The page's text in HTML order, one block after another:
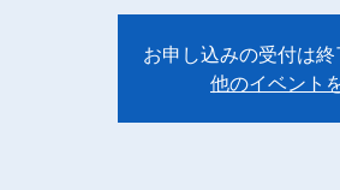
お申し込みの受付は終
他のイベント